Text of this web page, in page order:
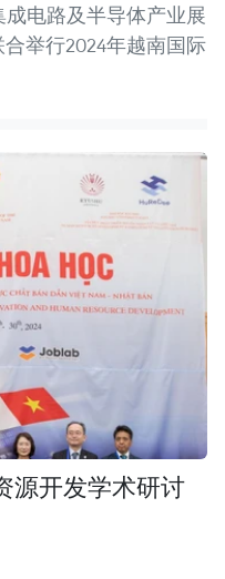
电路及半导体产业展
举行2024年越南国际
源开发学术研讨